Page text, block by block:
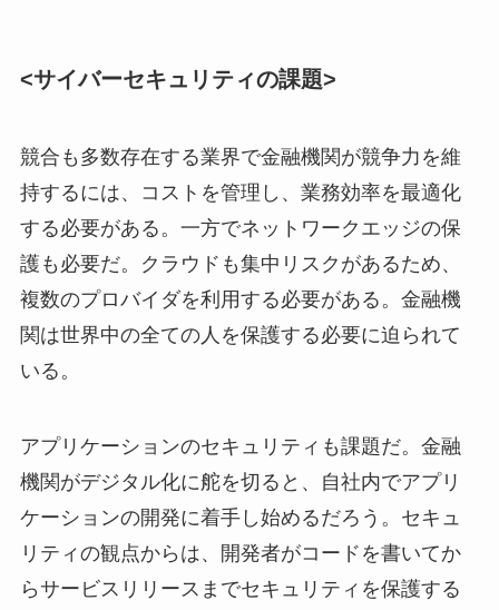
<サイバーセキュリティの課題>
競合も多数存在する業界で金融機関が競争力を維
持するには、コストを管理し、業務効率を最適化
する必要がある。一方でネットワークエッジの保
護も必要だ。クラウドも集中リスクがあるため、
複数のプロバイダを利用する必要がある。金融機
関は世界中の全ての人を保護する必要に迫られて
いる。
アプリケーションのセキュリティも課題だ。金融
機関がデジタル化に舵を切ると、自社内でアプリ
ケーションの開発に着手し始めるだろう。セキュ
リティの観点からは、開発者がコードを書いてか
らサービスリリースまでセキュリティを保護する